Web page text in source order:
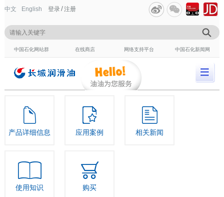
中文 English 登录/注册
中国石化网站群 在线商店 网络支持平台 中国石化新闻网
产品详细信息 应用案例 相关新闻
使用知识 购买